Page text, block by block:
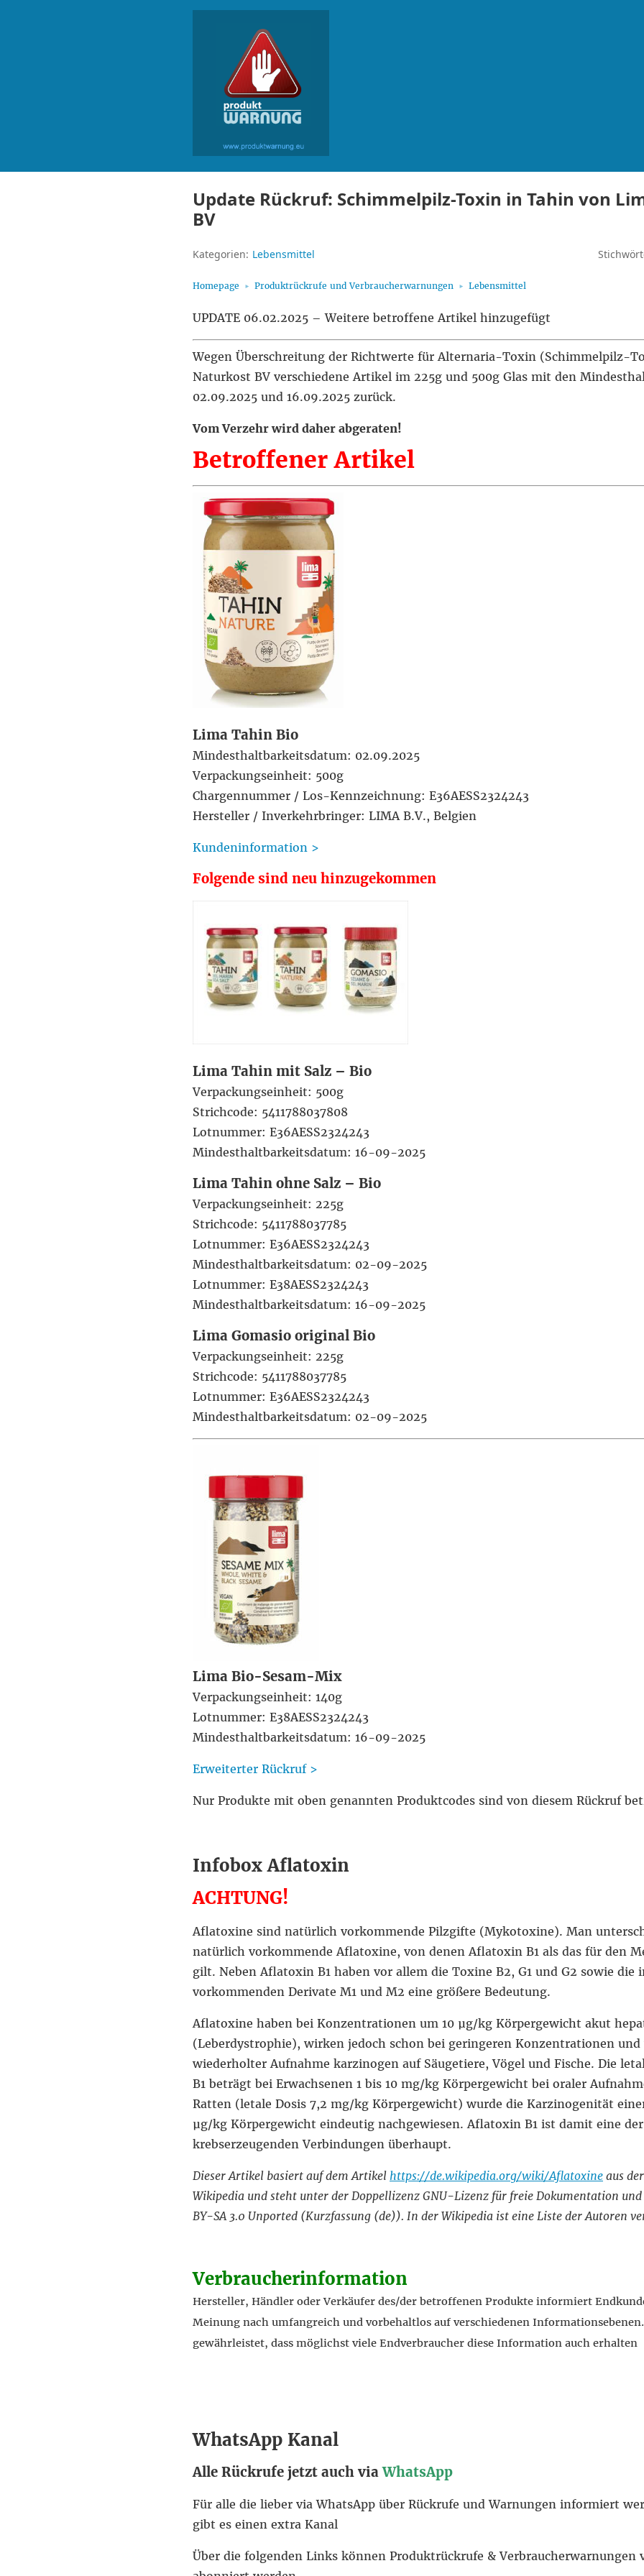
Update Rückruf: Schimmelpilz-Toxin in Tahin von
BV
Kategorien: Lebensmittel
Homepage Produktrückrufe und Verbraucherwarnungen Lebensmittel
UPDATE 06.02.2025 – Weitere betroffene Artikel hinzugefügt
Wegen Überschreitung der Richtwerte für Alternaria-Toxin (Schimmelpilz-
Naturkost BV verschiedene Artikel im 225g und 500g Glas mit den
02.09.2025 und 16.09.2025 zurück.
Vom Verzehr wird daher abgeraten!
Betroffener Artikel
Lima Tahin Bio
Mindesthaltbarkeitsdatum: 02.09.2025
Verpackungseinheit: 500g
Chargennummer / Los-Kennzeichnung: E36AESS2324243
Hersteller / Inverkehrbringer: LIMA B.V., Belgien
Kundeninformation >
Folgende sind neu hinzugekommen
Lima Tahin mit Salz – Bio
Verpackungseinheit: 500g
Strichcode: 5411788037808
Lotnummer: E36AESS2324243
Mindesthaltbarkeitsdatum: 16-09-2025
Lima Tahin ohne Salz – Bio
Verpackungseinheit: 225g
Strichcode: 5411788037785
Lotnummer: E36AESS2324243
Mindesthaltbarkeitsdatum: 02-09-2025
Lotnummer: E38AESS2324243
Mindesthaltbarkeitsdatum: 16-09-2025
Lima Gomasio original Bio
Verpackungseinheit: 225g
Strichcode: 5411788037785
Lotnummer: E36AESS2324243
Mindesthaltbarkeitsdatum: 02-09-2025
Lima Bio-Sesam-Mix
Verpackungseinheit: 140g
Lotnummer: E38AESS2324243
Mindesthaltbarkeitsdatum: 16-09-2025
Erweiterter Rückruf >
Nur Produkte mit oben genannten Produktcodes sind von diesem Rückruf
Infobox Aflatoxin
ACHTUNG!
Aflatoxine sind natürlich vorkommende Pilzgifte (Mykotoxine). Man
natürlich vorkommende Aflatoxine, von denen Aflatoxin B1 als das für den
gilt. Neben Aflatoxin B1 haben vor allem die Toxine B2, G1 und G2 sowie die
vorkommenden Derivate M1 und M2 eine größere Bedeutung.
Aflatoxine haben bei Konzentrationen um 10 µg/kg Körpergewicht akut
(Leberdystrophie), wirken jedoch schon bei geringeren Konzentrationen und
wiederholter Aufnahme karzinogen auf Säugetiere, Vögel und Fische. Die
B1 beträgt bei Erwachsenen 1 bis 10 mg/kg Körpergewicht bei oraler
Ratten (letale Dosis 7,2 mg/kg Körpergewicht) wurde die Karzinogenität
µg/kg Körpergewicht eindeutig nachgewiesen. Aflatoxin B1 ist damit eine
krebserzeugenden Verbindungen überhaupt.
Dieser Artikel basiert auf dem Artikel https://de.wikipedia.org/wiki/Aflatoxine aus
Wikipedia und steht unter der Doppellizenz GNU-Lizenz für freie Dokumentation
BY-SA 3.0 Unported (Kurzfassung (de)). In der Wikipedia ist eine Liste der Autoren
Verbraucherinformation
Hersteller, Händler oder Verkäufer des/der betroffenen Produkte informiert
Meinung nach umfangreich und vorbehaltlos auf verschiedenen
gewährleistet, dass möglichst viele Endverbraucher diese Information auch erhalten
WhatsApp Kanal
Alle Rückrufe jetzt auch viaWhatsApp
Für alle die lieber via WhatsApp über Rückrufe und Warnungen informiert
gibt es einen extra Kanal
Über die folgenden Links können Produktrückrufe & Verbraucherwarnungen